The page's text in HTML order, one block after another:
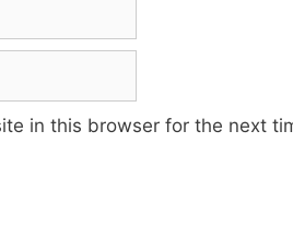
in this browser for the next